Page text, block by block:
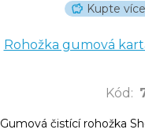
Kupte
Rohožka gumová
Kód :
Gumová čistící rohožka